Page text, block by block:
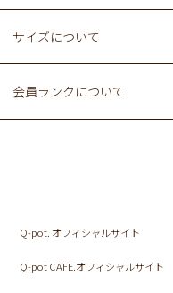
サイズについて
会員ランクについて
Q-pot. オフィシャルサイト
Q-pot CAFE.オフィシャルサイト